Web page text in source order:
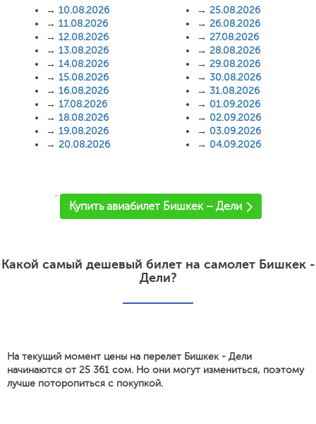
→ 10.08.2026
→ 11.08.2026
→ 12.08.2026
→ 13.08.2026
→ 14.08.2026
→ 15.08.2026
→ 16.08.2026
→ 17.08.2026
→ 18.08.2026
→ 19.08.2026
→ 20.08.2026
→ 25.08.2026
→ 26.08.2026
→ 27.08.2026
→ 28.08.2026
→ 29.08.2026
→ 30.08.2026
→ 31.08.2026
→ 01.09.2026
→ 02.09.2026
→ 03.09.2026
→ 04.09.2026
'
Купить авиабилет Бишкек – Дели
Какой самый дешевый билет на самолет Бишкек -
Дели?
На текущий момент цены на перелет Бишкек - Дели
начинаются от 25 361 сом. Но они могут измениться, поэтому
лучше поторопиться с покупкой.